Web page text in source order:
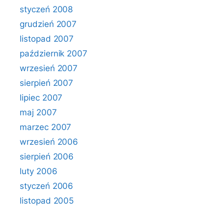
styczeń 2008
grudzień 2007
listopad 2007
październik 2007
wrzesień 2007
sierpień 2007
lipiec 2007
maj 2007
marzec 2007
wrzesień 2006
sierpień 2006
luty 2006
styczeń 2006
listopad 2005